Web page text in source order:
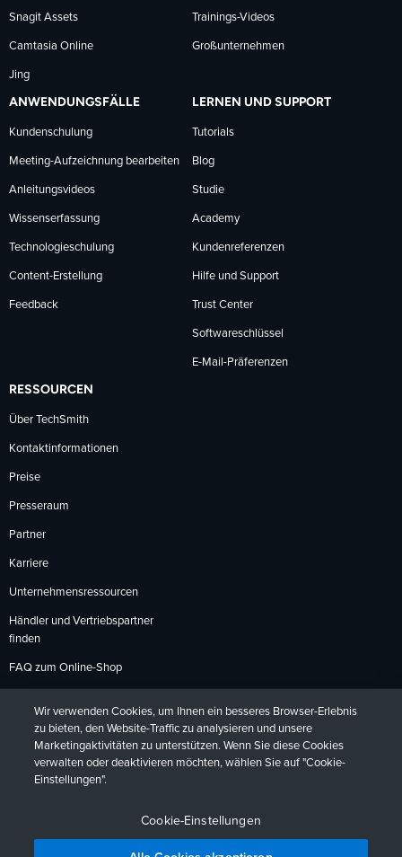
Snagit Assets
Camtasia Online
Jing
Trainings-Videos
Großunternehmen
ANWENDUNGSFÄLLE
Kundenschulung
Meeting-Aufzeichnung bearbeiten
Anleitungsvideos
Wissenserfassung
Technologieschulung
Content-Erstellung
Feedback
LERNEN UND SUPPORT
Tutorials
Blog
Studie
Academy
Kundenreferenzen
Hilfe und Support
Trust Center
Softwareschlüssel
E-Mail-Präferenzen
RESSOURCEN
Über TechSmith
Kontaktinformationen
Preise
Presseraum
Partner
Karriere
Unternehmensressourcen
Händler und Vertriebspartner
finden
FAQ zum Online-Shop
Rückgabebedingungen
DeutschFrançaisEspañol日本語
Wir verwenden Cookies, um Ihnen ein besseres Browser-Erlebnis
zu bieten, den Website-Traffic zu analysieren und unsere
Marketingaktivitäten zu unterstützen. Wenn Sie diese Cookies
verwalten oder deaktivieren möchten, wählen Sie auf "Cookie-
Einstellungen".
Cookie-Einstellungen